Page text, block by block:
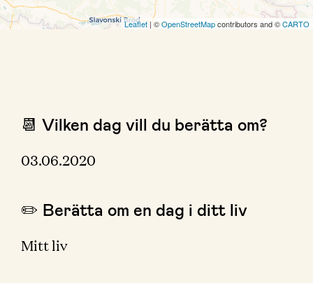
Leaflet| ©OpenStreetMapcontributors and ©CARTO
📆 Vilken dag vill du berätta om?
03.06.2020
✏️ Berätta om en dag i ditt liv
Mitt liv